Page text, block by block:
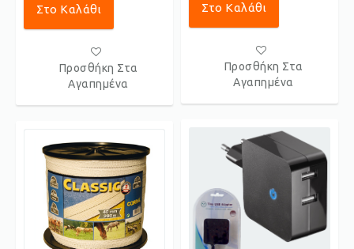
Στο Καλάθι
Προσθήκη Στα
Αγαπημένα
Στο Καλάθι
Προσθήκη Στα
Αγαπημένα